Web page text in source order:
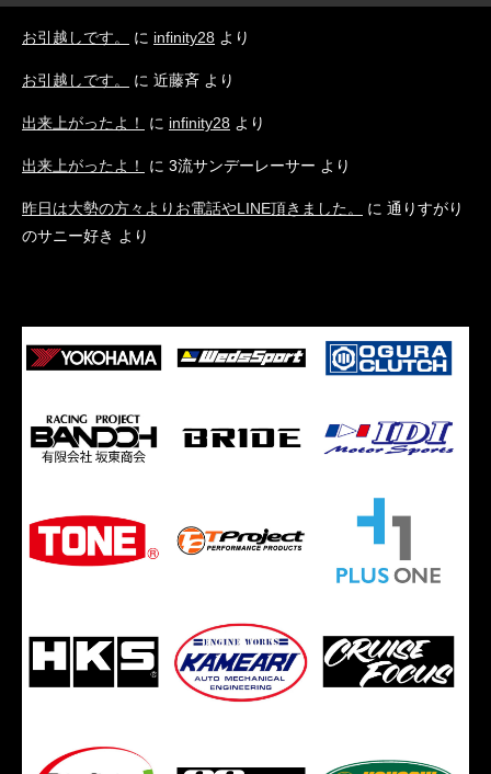
お引越しです。 に infinity28 より
お引越しです。 に 近藤斉 より
出来上がったよ！ に infinity28 より
出来上がったよ！ に 3流サンデーレーサー より
昨日は大勢の方々よりお電話やLINE頂きました。 に 通りすがり
のサニー好き より